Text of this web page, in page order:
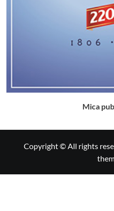
Mica
Copyright © All rights